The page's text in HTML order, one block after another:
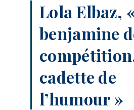
Lola Elbaz,
benjamine
cadette de
l’humour »